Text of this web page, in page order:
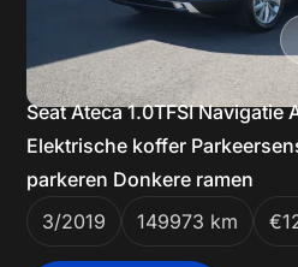
Seat Ateca 1.0TFSI
Elektrische koffer
parkeren Donkere ramen
3/2019
149973 km